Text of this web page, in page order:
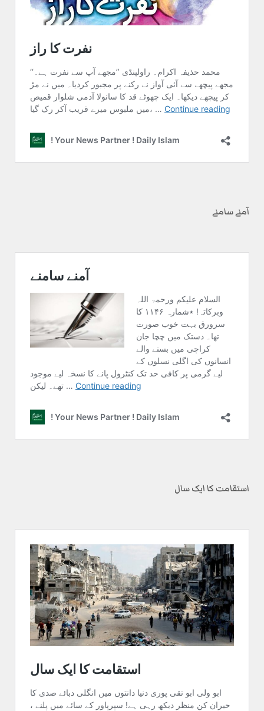
آمنے سامنے
استقامت کا ایک سال